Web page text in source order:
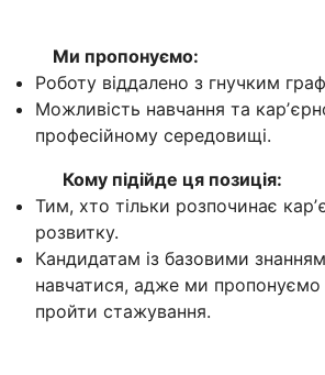
Ми пропонуємо:
Роботу віддалено з гнучким
Можливість навчання та
професійному середовищі.
Кому підійде ця позиція:
Тим, хто тільки розпочинає
розвитку.
Кандидатам із базовими
навчатися, адже ми пропонуємо
пройти стажування.